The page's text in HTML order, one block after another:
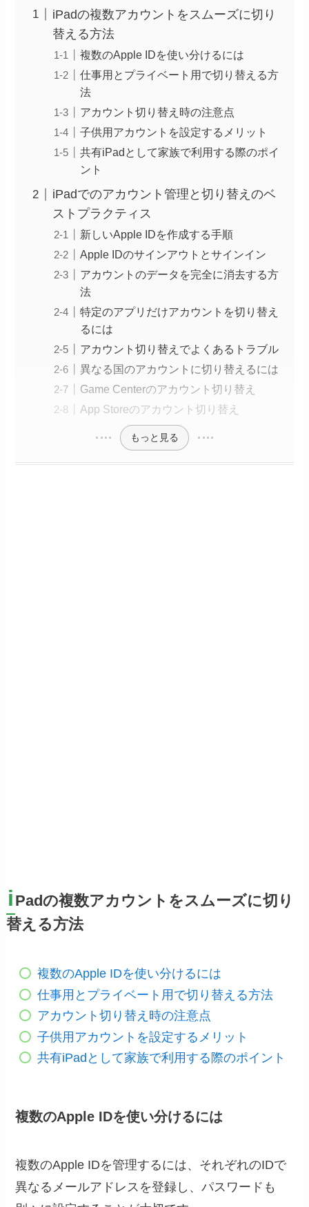
iPadの複数アカウントをスムーズに切り
替える方法
複数のApple IDを使い分けるには
仕事用とプライベート用で切り替える方
法
アカウント切り替え時の注意点
子供用アカウントを設定するメリット
共有iPadとして家族で利用する際のポイ
ント
iPadでのアカウント管理と切り替えのベ
ストプラクティス
新しいApple IDを作成する手順
Apple IDのサインアウトとサインイン
アカウントのデータを完全に消去する方
法
特定のアプリだけアカウントを切り替え
るには
アカウント切り替えでよくあるトラブル
異なる国のアカウントに切り替えるには
Game Centerのアカウント切り替え
App Storeのアカウント切り替え
もっと見る
i Padの複数アカウントをスムーズに切り
替える方法
複数のApple IDを使い分けるには
仕事用とプライベート用で切り替える方法
アカウント切り替え時の注意点
子供用アカウントを設定するメリット
共有iPadとして家族で利用する際のポイント
複数のApple IDを使い分けるには
複数のApple IDを管理するには、それぞれのIDで
異なるメールアドレスを登録し、パスワードも